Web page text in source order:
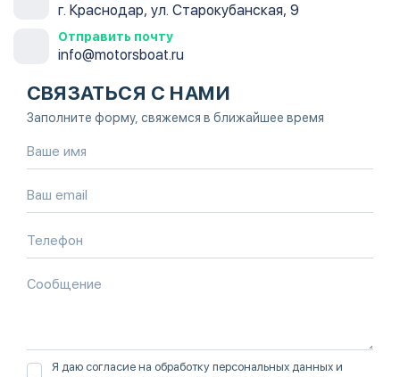
г. Краснодар, ул. Старокубанская, 9
Отправить почту
info@motorsboat.ru
СВЯЗАТЬСЯ С НАМИ
Заполните форму, свяжемся в ближайшее время
Я даю согласие на обработку персональных данных и